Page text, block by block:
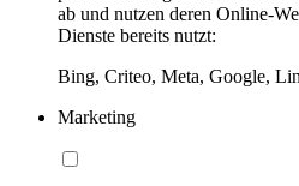
ab und nutzen deren Online-
Dienste bereits nutzt:
Bing, Criteo, Meta, Google,
Marketing